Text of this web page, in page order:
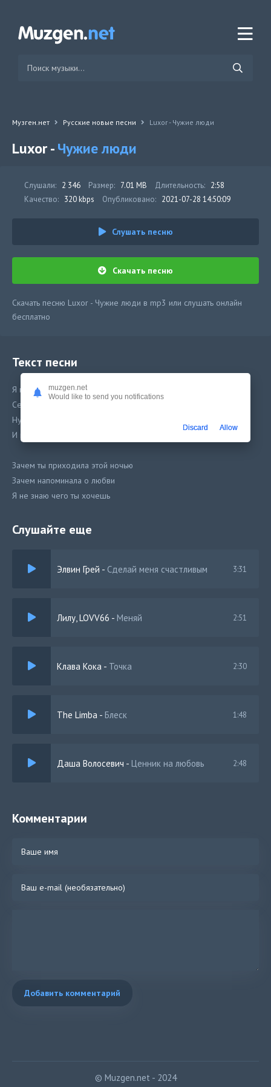
Музген.нет Русские новые песни Luxor - Чужие люди
Luxor -Чужие люди
Слушали: 2 346 Размер: 7.01 MB Длительность: 2:58
Качество: 320 kbps Опубликовано: 2021-07-28 14:50:09
Слушать песню
Скачать песню
Скачать песню Luxor - Чужие люди в mp3 или слушать онлайн
бесплатно
Текст песни
Я из разбитого бокала выпиваю алкоголь
Сегодня мои планы поменяла твоя боль
Ну где же ты была я слышал у тебя другой
И мы чужие люди, чужие люди
Зачем ты приходила этой ночью
Зачем напоминала о любви
Я не знаю чего ты хочешь
Почему я снова здесь один мое море
Слушайте еще
Элвин Грей - Сделай меня счастливым 3:31
Лилу, LOVV66 - Меняй 2:51
Клава Кока - Точка 2:30
The Limba - Блеск 1:48
Даша Волосевич - Ценник на любовь 2:48
Комментарии
Добавить комментарий
© Muzgen.net - 2024
muzgen.net
Would like to send you notifications
Discard Allow